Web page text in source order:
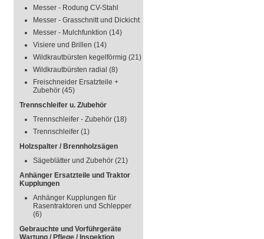
Messer - Rodung CV-Stahl
Messer - Grasschnitt und Dickicht
Messer - Mulchfunktion (14)
Visiere und Brillen (14)
Wildkrautbürsten kegelförmig (21)
Wildkrautbürsten radial (8)
Freischneider Ersatzteile +
Zubehör (45)
Trennschleifer u. Z/ubehör
Trennschleifer - Zubehör (18)
Trennschleifer (1)
Holzspalter / Brennholzsägen
Sägeblätter und Zubehör (21)
Anhänger Ersatzteile und Traktor
Kupplungen
Anhänger Kupplungen für
Rasentraktoren und Schlepper
(6)
Gebrauchte und Vorführgeräte
Wartung / Pflege / Inspektion